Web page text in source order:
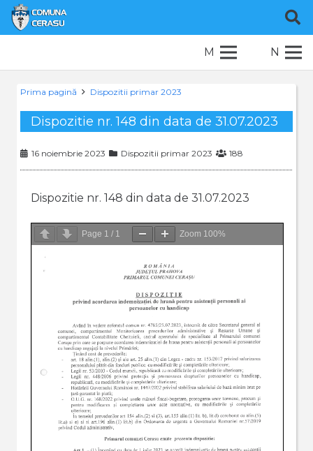
M N
Prima pagină Dispozitii primar 2023
Dispozitie nr. 148 din data de 31.07.2023
16 noiembrie 2023 Dispozitii primar 2023 188
Dispozitie nr. 148 din data de 31.07.2023
Page 1 / 1 Zoom 100%